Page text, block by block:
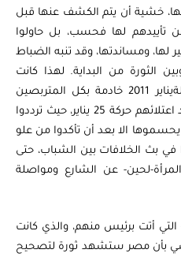
لها، خشية أن يتم الكشف عنها قبل
تأييدهم لها فحسب، بل حاولوا
ومساندتها، وقد تنبه الضباط
الثورة من البداية. لهذا كانت
هيمنتهم على المشهد في مرحلةيناير 2011 خادمة بكل المتربصين
بمصر، حيث استمر هذا النهج بعد اعتلائهم حركة 25 يناير، حيث ترددوا
الا بعد أن تأكدوا من علو
بث الخلافات بين الشباب، حتى
لحين- عن الشارع ومواصلة
أتت برئيس منهم، والذي كانت
بأن مصر ستشهد ثورة لتصحيح